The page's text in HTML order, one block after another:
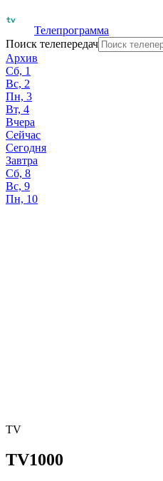
Телепрограмма
Поиск телепередач
Архив
Сб, 1
Вс, 2
Пн, 3
Вт, 4
Вчера
Сейчас
Сегодня
Завтра
Сб, 8
Вс, 9
Пн, 10
TV
TV1000